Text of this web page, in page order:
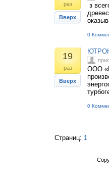
раз
Вверх
з
0
19
раз
Вверх
ООО
0
Страниц: 1